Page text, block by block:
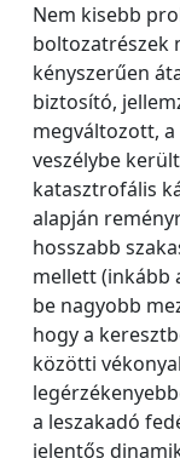
Nem kisebb
boltozatrészek
kényszerűen
biztosító,
megváltozott,
veszélybe
katasztrofális
alapján
hosszabb
mellett (inkább
be nagyobb
hogy a
közötti
a leszakadó
jelentős